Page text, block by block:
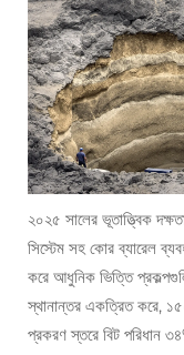
২০২৫ সালের ভূতাত্ত্বিক
সিস্টেম সহ কোর ব্যারেল
করে আধুনিক ভিত্তি
স্থানান্তর একত্রিত করে,
প্রকরণ স্তরে বিট পরিধান